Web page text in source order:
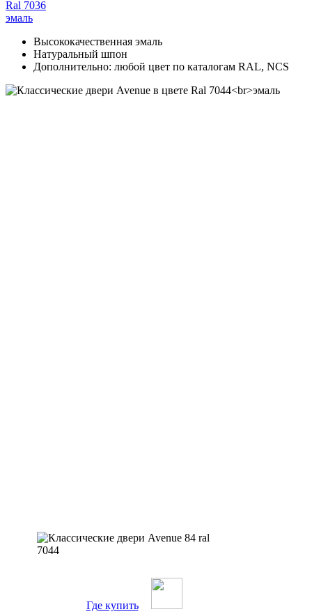
Ral 7036
эмаль
Высококачественная эмаль
Натуральный шпон
Дополнительно: любой цвет по каталогам RAL, NCS
Где купить